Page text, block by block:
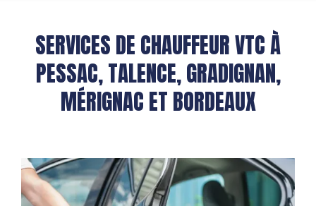
SERVICES DE CHAUFFEUR VTC À
PESSAC, TALENCE, GRADIGNAN,
MÉRIGNAC ET BORDEAUX